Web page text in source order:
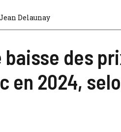
Delaunay
baisse des
en 2024,